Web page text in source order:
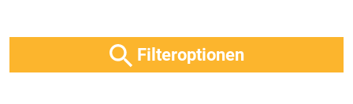
Filteroptionen